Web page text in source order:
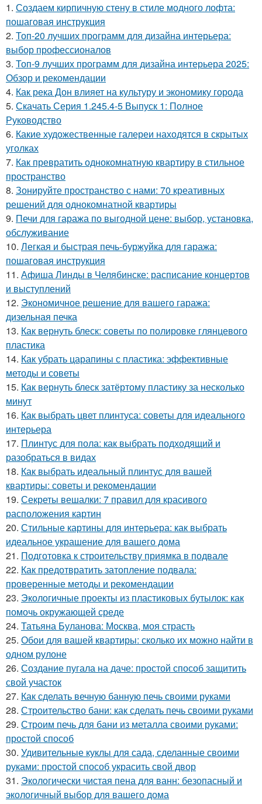
1. Создаем кирпичную стену в стиле модного лофта:
пошаговая инструкция
2. Топ-20 лучших программ для дизайна интерьера:
выбор профессионалов
3. Топ-9 лучших программ для дизайна интерьера 2025:
Обзор и рекомендации
4. Как река Дон влияет на культуру и экономику города
5. Скачать Серия 1.245.4-5 Выпуск 1: Полное
Руководство
6. Какие художественные галереи находятся в скрытых
уголках
7. Как превратить однокомнатную квартиру в стильное
пространство
8. Зонируйте пространство с нами: 70 креативных
решений для однокомнатной квартиры
9. Печи для гаража по выгодной цене: выбор, установка,
обслуживание
10. Легкая и быстрая печь-буржуйка для гаража:
пошаговая инструкция
11. Афиша Линды в Челябинске: расписание концертов
и выступлений
12. Экономичное решение для вашего гаража:
дизельная печка
13. Как вернуть блеск: советы по полировке глянцевого
пластика
14. Как убрать царапины с пластика: эффективные
методы и советы
15. Как вернуть блеск затёртому пластику за несколько
минут
16. Как выбрать цвет плинтуса: советы для идеального
интерьера
17. Плинтус для пола: как выбрать подходящий и
разобраться в видах
18. Как выбрать идеальный плинтус для вашей
квартиры: советы и рекомендации
19. Секреты вешалки: 7 правил для красивого
расположения картин
20. Стильные картины для интерьера: как выбрать
идеальное украшение для вашего дома
21. Подготовка к строительству приямка в подвале
22. Как предотвратить затопление подвала:
проверенные методы и рекомендации
23. Экологичные проекты из пластиковых бутылок: как
помочь окружающей среде
24. Татьяна Буланова: Москва, моя страсть
25. Обои для вашей квартиры: сколько их можно найти в
одном рулоне
26. Создание пугала на даче: простой способ защитить
свой участок
27. Как сделать вечную банную печь своими руками
28. Строительство бани: как сделать печь своими руками
29. Строим печь для бани из металла своими руками:
простой способ
30. Удивительные куклы для сада, сделанные своими
руками: простой способ украсить свой двор
31. Экологически чистая пена для ванн: безопасный и
экологичный выбор для вашего дома